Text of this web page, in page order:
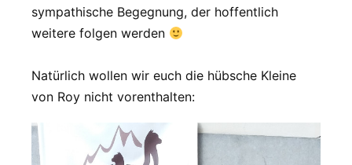
sympathische Begegnung, der hoffentlich
weitere folgen werden
Natürlich wollen wir euch die hübsche Kleine
von Roy nicht vorenthalten: